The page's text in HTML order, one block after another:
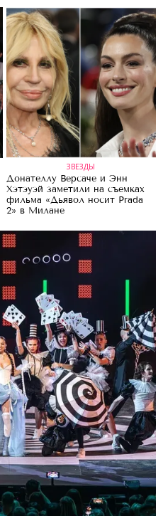
ЗВЕЗДЫ
Донателлу Версаче и Энн
Хэтэуэй заметили на съемках
фильма «Дьявол носит Prada
2» в Милане